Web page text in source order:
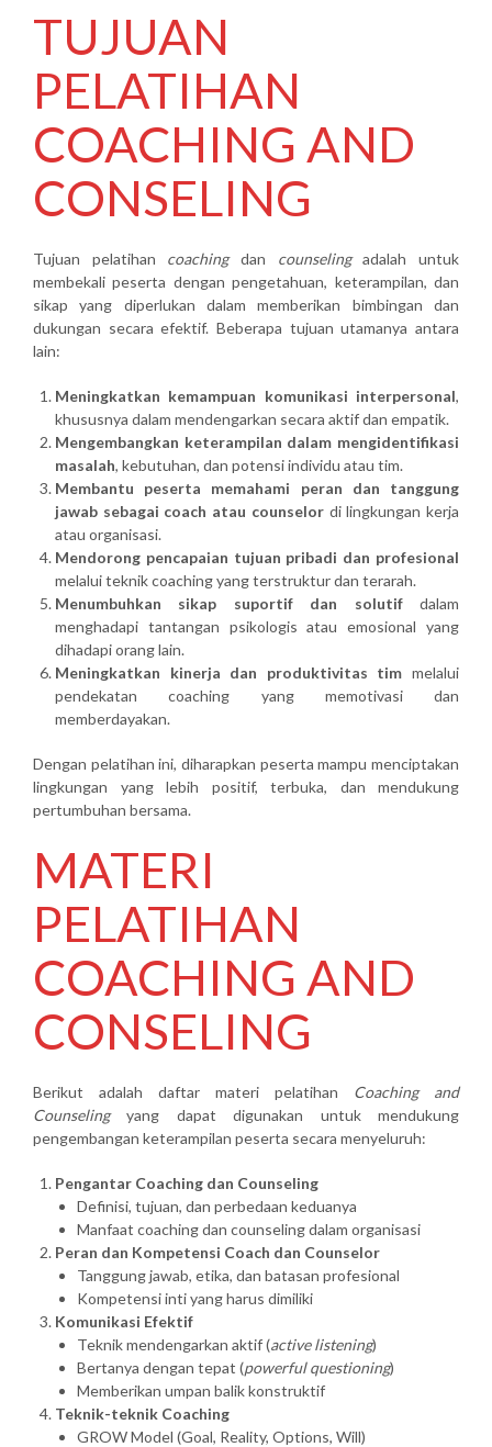
TUJUAN
PELATIHAN
COACHING AND
CONSELING
Tujuan pelatihan coachingdan counselingadalah untuk
membekali peserta dengan pengetahuan, keterampilan, dan
sikap yang diperlukan dalam memberikan bimbingan dan
dukungan secara efektif. Beberapa tujuan utamanya antara
lain:
Meningkatkan kemampuan komunikasi interpersonal,
khususnya dalam mendengarkan secara aktif dan empatik.
Mengembangkan keterampilan dalam mengidentifikasi
masalah, kebutuhan, dan potensi individu atau tim.
Membantu peserta memahami peran dan tanggung
jawab sebagai coach atau counselordi lingkungan kerja
atau organisasi.
Mendorong pencapaian tujuan pribadi dan profesional
melalui teknik coaching yang terstruktur dan terarah.
Menumbuhkan sikap suportif dan solutifdalam
menghadapi tantangan psikologis atau emosional yang
dihadapi orang lain.
Meningkatkan kinerja dan produktivitas tim melalui
pendekatan coaching yang memotivasi dan
memberdayakan.
Dengan pelatihan ini, diharapkan peserta mampu menciptakan
lingkungan yang lebih positif, terbuka, dan mendukung
pertumbuhan bersama.
MATERI
PELATIHAN
COACHING AND
CONSELING
Berikut adalah daftar materi pelatihan Coaching and
Counselingyang dapat digunakan untuk mendukung
pengembangan keterampilan peserta secara menyeluruh:
Pengantar Coaching dan Counseling
Definisi, tujuan, dan perbedaan keduanya
Manfaat coaching dan counseling dalam organisasi
Peran dan Kompetensi Coach dan Counselor
Tanggung jawab, etika, dan batasan profesional
Kompetensi inti yang harus dimiliki
Komunikasi Efektif
Teknik mendengarkan aktif (active listening)
Bertanya dengan tepat (powerful questioning)
Memberikan umpan balik konstruktif
Teknik-teknik Coaching
GROW Model (Goal, Reality, Options, Will)